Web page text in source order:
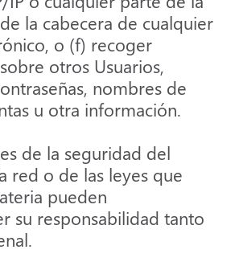
la cabecera de cualquier
o (f) recoger
otros Usuarios,
nombres de
u otra información.
de la seguridad del
red o de las leyes que
pueden
su responsabilidad tanto